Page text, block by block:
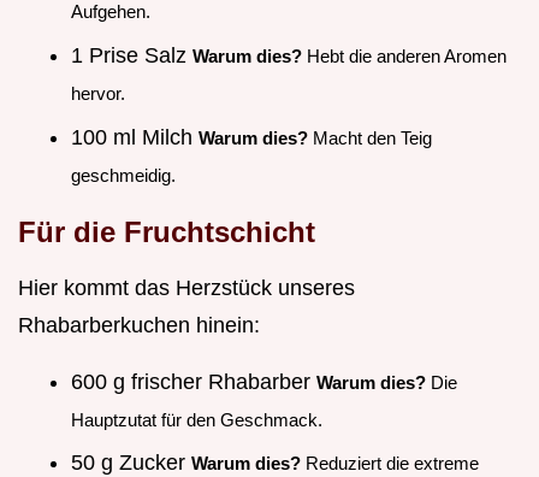
Aufgehen.
1 Prise Salz Warum dies? Hebt die anderen Aromen
hervor.
100 ml Milch Warum dies? Macht den Teig
geschmeidig.
Für die Fruchtschicht
Hier kommt das Herzstück unseres
Rhabarberkuchen hinein:
600 g frischer Rhabarber Warum dies? Die
Hauptzutat für den Geschmack.
50 g Zucker Warum dies? Reduziert die extreme